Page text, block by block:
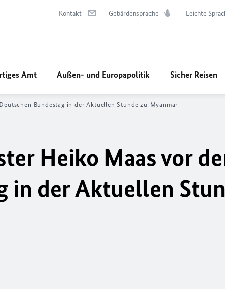
Kontakt Gebärdensprache Leichte
Amt Außen- und Europapolitik Sicher Reisen
Bundestag in der Aktuellen Stunde zu Myanmar
Heiko Maas vor
in der Aktuellen